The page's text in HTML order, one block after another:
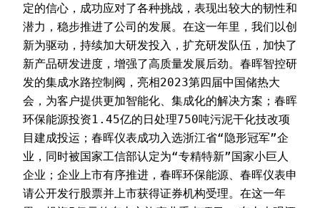
定的信心，成功应对了各种挑战，表现出较大的韧性和
潜力，稳步推进了公司的发展。在这一年里，我们以创
新为驱动，持续加大研发投入，扩充研发队伍，加快了
新产品研发进度，增强了高质量发展后劲。春晖智控研
发的集成水路控制阀，亮相2023第四届中国储热大
会，为客户提供更加智能化、集成化的解决方案；春晖
环保能源投资1.45亿的日处理750吨污泥干化技改项
目建成投运；春晖仪表成功入选浙江省“隐形冠军”企
业，同时被国家工信部认定为“专精特新”国家小巨人
企业；企业上市有序推进，春晖环保能源、春晖仪表申
请公开发行股票并上市获得证券机构受理。在这一年